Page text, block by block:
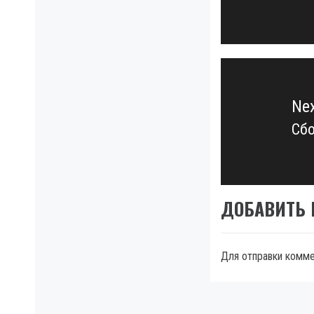
ДОБАВИТЬ
Для отправки